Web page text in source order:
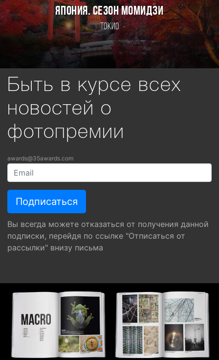
ЯПОНИЯ. СЕЗОН МОМИДЗИ
Токио
Быть в курсе всех
новостей о
фотопремии
awards@35awards.com
Вы всегда можете отказаться от получения данной
подписки, перейдя по ссылке "Отписаться от
рассылки" внизу письма